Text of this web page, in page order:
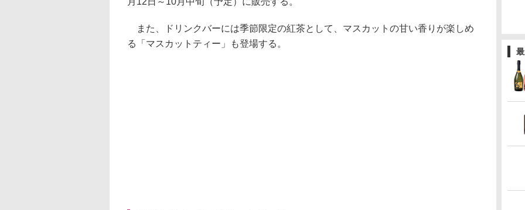
また、ドリンクバーには季節限定の紅茶として、マスカットの甘い香りが楽しめ
る「マスカットティー」も登場する。